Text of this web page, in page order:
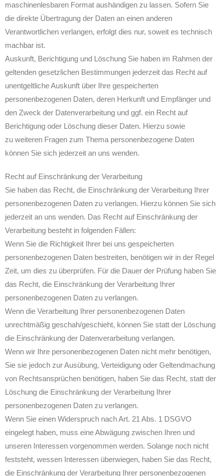
maschinenlesbaren Format aushändigen zu lassen. Sofern Sie
die direkte Übertragung der Daten an einen anderen
Verantwortlichen verlangen, erfolgt dies nur, soweit es technisch
machbar ist.
Auskunft, Berichtigung und Löschung Sie haben im Rahmen der
geltenden gesetzlichen Bestimmungen jederzeit das Recht auf
unentgeltliche Auskunft über Ihre gespeicherten
personenbezogenen Daten, deren Herkunft und Empfänger und
den Zweck der Datenverarbeitung und ggf. ein Recht auf
Berichtigung oder Löschung dieser Daten. Hierzu sowie
zu weiteren Fragen zum Thema personenbezogene Daten
können Sie sich jederzeit an uns wenden.
Recht auf Einschränkung der Verarbeitung
Sie haben das Recht, die Einschränkung der Verarbeitung Ihrer
personenbezogenen Daten zu verlangen. Hierzu können Sie sich
jederzeit an uns wenden. Das Recht auf Einschränkung der
Verarbeitung besteht in folgenden Fällen:
Wenn Sie die Richtigkeit Ihrer bei uns gespeicherten
personenbezogenen Daten bestreiten, benötigen wir in der Regel
Zeit, um dies zu überprüfen. Für die Dauer der Prüfung haben Sie
das Recht, die Einschränkung der Verarbeitung Ihrer
personenbezogenen Daten zu verlangen.
Wenn die Verarbeitung Ihrer personenbezogenen Daten
unrechtmäßig geschah/geschieht, können Sie statt der Löschung
die Einschränkung der Datenverarbeitung verlangen.
Wenn wir Ihre personenbezogenen Daten nicht mehr benötigen,
Sie sie jedoch zur Ausübung, Verteidigung oder Geltendmachung
von Rechtsansprüchen benötigen, haben Sie das Recht, statt der
Löschung die Einschränkung der Verarbeitung Ihrer
personenbezogenen Daten zu verlangen.
Wenn Sie einen Widerspruch nach Art. 21 Abs. 1 DSGVO
eingelegt haben, muss eine Abwägung zwischen Ihren und
unseren Interessen vorgenommen werden. Solange noch nicht
feststeht, wessen Interessen überwiegen, haben Sie das Recht,
die Einschränkung der Verarbeitung Ihrer personenbezogenen